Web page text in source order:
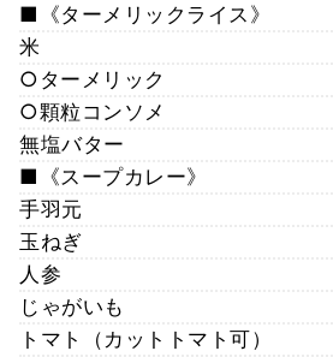
■《ターメリックライス》
米
○ターメリック
○顆粒コンソメ
無塩バター
■《スープカレー》
手羽元
玉ねぎ
人参
じゃがいも
トマト（カットトマト可）